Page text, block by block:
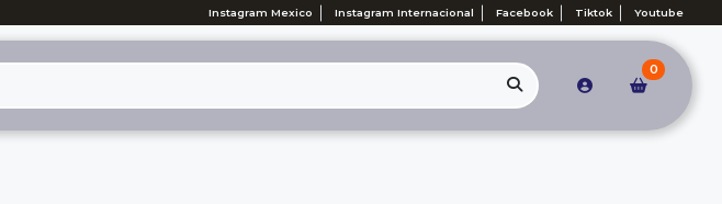
Instagram Mexico Instagram Internacional Facebook Tiktok Youtube
0